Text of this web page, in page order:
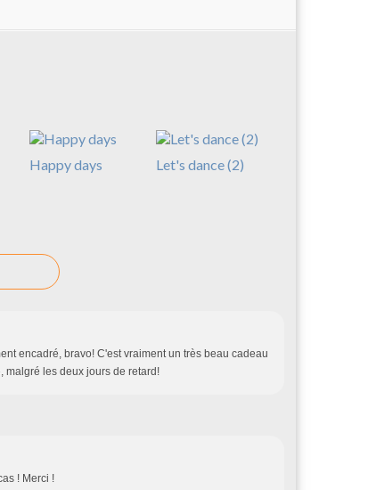
Happy days Let's dance (2)
encadré, bravo! C'est vraiment un très beau cadeau
malgré les deux jours de retard!
! Merci !